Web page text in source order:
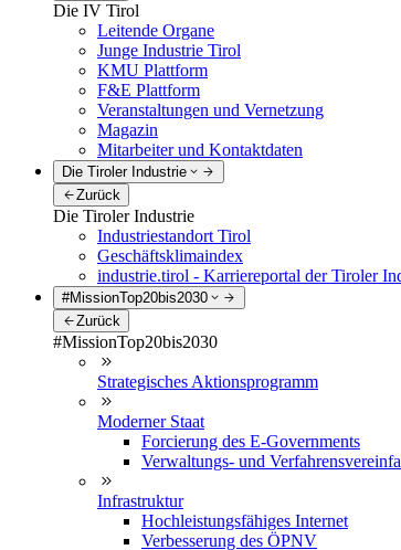
Die IV Tirol
Leitende Organe
Junge Industrie Tirol
KMU Plattform
F&E Plattform
Veranstaltungen und Vernetzung
Magazin
Mitarbeiter und Kontaktdaten
Die Tiroler Industrie
Zurück
Die Tiroler Industrie
Industriestandort Tirol
Geschäftsklimaindex
industrie.tirol - Karriereportal der Tiroler
#MissionTop20bis2030
Zurück
#MissionTop20bis2030
Strategisches Aktionsprogramm
Moderner Staat
Forcierung des E-Governments
Verwaltungs- und
Infrastruktur
Hochleistungsfähiges Internet
Verbesserung des ÖPNV